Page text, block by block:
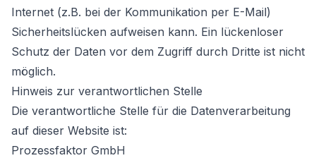
Internet (z.B. bei der Kommunikation per E-Mail)
Sicherheitslücken aufweisen kann. Ein lückenloser
Schutz der Daten vor dem Zugriff durch Dritte ist nicht
möglich.
Hinweis zur verantwortlichen Stelle
Die verantwortliche Stelle für die Datenverarbeitung
auf dieser Website ist:
Prozessfaktor GmbH